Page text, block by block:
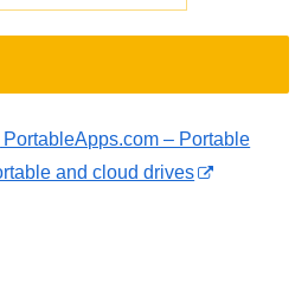
– Portable
and cloud drives